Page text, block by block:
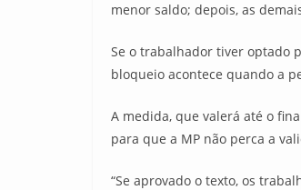
menor saldo; depois, as
Se o trabalhador tiver optado
bloqueio acontece quando a
A medida, que valerá até o
para que a MP não perca a
“Se aprovado o texto, os